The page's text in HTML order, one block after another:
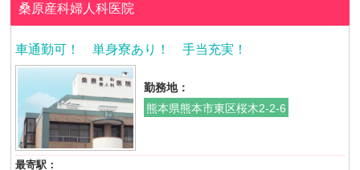
桑原産科婦人科医院
車通勤可！ 単身寮あり！ 手当充実！
勤務地：
熊本県熊本市東区桜木2-2-6
最寄駅：